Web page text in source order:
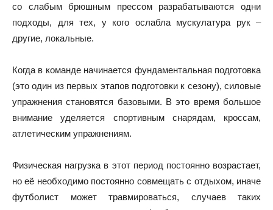
со слабым брюшным прессом разрабатываются одни
подходы, для тех, у кого ослабла мускулатура рук –
другие, локальные.
Когда в команде начинается фундаментальная подготовка
(это один из первых этапов подготовки к сезону), силовые
упражнения становятся базовыми. В это время большое
внимание уделяется спортивным снарядам, кроссам,
атлетическим упражнениям.
Физическая нагрузка в этот период постоянно возрастает,
но её необходимо постоянно совмещать с отдыхом, иначе
футболист может травмироваться, случаев таких